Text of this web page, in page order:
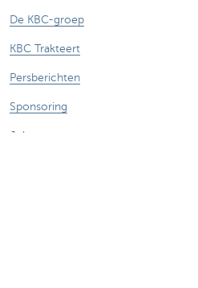
De KBC-groep
KBC Trakteert
Persberichten
Sponsoring
Jobs